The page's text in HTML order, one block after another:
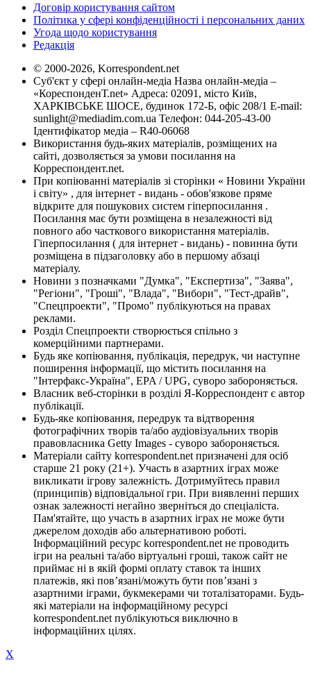
Договір користування сайтом
Політика у сфері конфіденційності і персональних даних
Угода щодо користування
Редакція
© 2000-2026, Korrespondent.net
Суб'єкт у сфері онлайн-медіа Назва онлайн-медіа –
«КореспонденТ.net» Адреса: 02091, місто Київ,
ХАРКІВСЬКЕ ШОСЕ, будинок 172-Б, офіс 208/1 E-mail:
sunlight@mediadim.com.ua Телефон: 044-205-43-00
Ідентифікатор медіа – R40-06068
Використання будь-яких матеріалів, розміщених на
сайті, дозволяється за умови посилання на
Корреспондент.net.
При копіюванні матеріалів зі сторінки « Новини України
і світу» , для інтернет - видань - обов'язкове пряме
відкрите для пошукових систем гіперпосилання .
Посилання має бути розміщена в незалежності від
повного або часткового використання матеріалів.
Гіперпосилання ( для інтернет - видань) - повинна бути
розміщена в підзаголовку або в першому абзаці
матеріалу.
Новини з позначками "Думка", "Експертиза", "Заява",
"Регіони", "Гроші", "Влада", "Вибори", "Тест-драйв",
"Спецпроекти", "Промо" публікуються на правах
реклами.
Розділ Спецпроекти створюється спільно з
комерційними партнерами.
Будь яке копіювання, публікація, передрук, чи наступне
поширення інформації, що містить посилання на
"Інтерфакс-Україна", EPA / UPG, суворо забороняється.
Власник веб-сторінки в розділі Я-Корреспондент є автор
публікації.
Будь-яке копіювання, передрук та відтворення
фотографічних творів та/або аудіовізуальних творів
правовласника Getty Images - суворо забороняється.
Матеріали сайту korrespondent.net призначені для осіб
старше 21 року (21+). Участь в азартних іграх може
викликати ігрову залежність. Дотримуйтесь правил
(принципів) відповідальної гри. При виявленні перших
ознак залежності негайно зверніться до спеціаліста.
Пам'ятайте, що участь в азартних іграх не може бути
джерелом доходів або альтернативою роботі.
Інформаційний ресурс korrespondent.net не проводить
ігри на реальні та/або віртуальні гроші, також сайт не
приймає ні в якій формі оплату ставок та інших
платежів, які пов’язані/можуть бути пов’язані з
азартними іграми, букмекерами чи тоталізаторами. Будь-
які матеріали на інформаційному ресурсі
korrespondent.net публікуються виключно в
інформаційних цілях.
X